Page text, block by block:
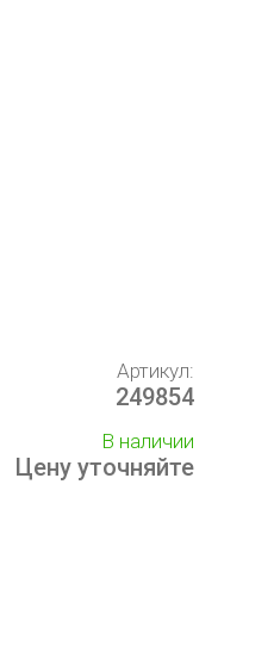
Артикул:
249854
В наличии
Цену уточняйте